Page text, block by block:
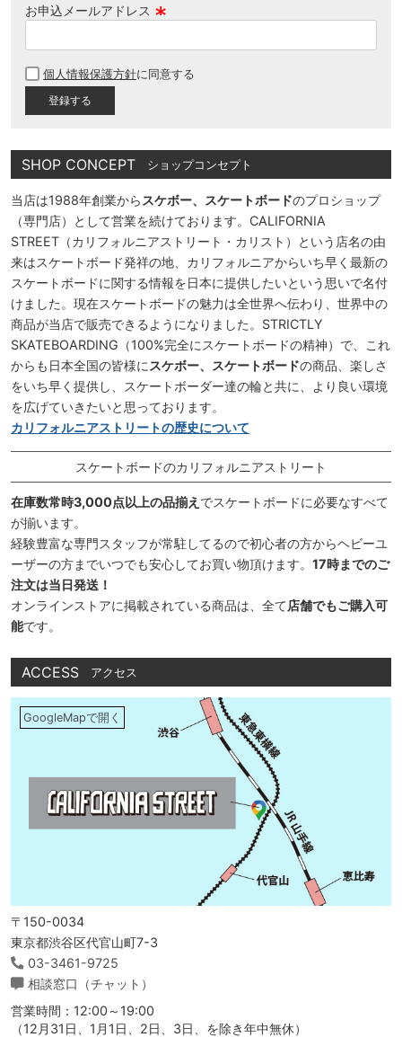
お申込メールアドレス
須
個人情報保護方針に同意する
SHOP CONCEPT ショップコンセプト
当店は1988年創業から スケボー、スケートボードのプロショップ
（専門店）として営業を続けております。CALIFORNIA
STREET（カリフォルニアストリート・カリスト）という店名の由
来はスケートボード発祥の地、カリフォルニアからいち早く最新の
スケートボードに関する情報を日本に提供したいという思いで名付
けました。現在スケートボードの魅力は全世界へ伝わり、世界中の
商品が当店で販売できるようになりました。STRICTLY
SKATEBOARDING（100%完全にスケートボードの精神）で、これ
からも日本全国の皆様に スケボー、スケートボードの商品、楽しさ
をいち早く提供し、スケートボーダー達の輪と共に、より良い環境
を広げていきたいと思っております。
カリフォルニアストリートの歴史について
スケートボードのカリフォルニアストリート
在庫数常時3,000点以上の品揃え でスケートボードに必要なすべて
が揃います。
経験豊富な専門スタッフが常駐してるので初心者の方からヘビーユ
ーザーの方までいつでも安心してお買い物頂けます。 17時までのご
注文は当日発送！
オンラインストアに掲載されている商品は、全て店舗でもご購入可
能です。
ACCESS アクセス
GoogleMapで開く
〒150-0034
東京都渋谷区代官山町7-3
03-3461-9725
相談窓口（チャット）
営業時間：12:00～19:00
（12月31日、1月1日、2日、3日、を除き年中無休）